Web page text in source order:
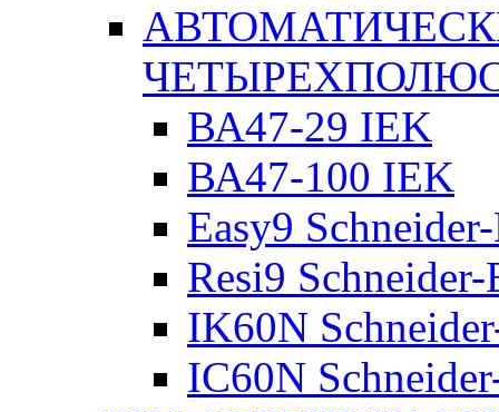
ВА47-29 IEK
ВА47-100 IEK
Easy9
Resi9
IK60N
IC60N